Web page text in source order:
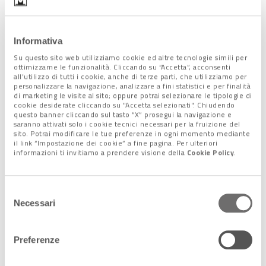
Informativa
Su questo sito web utilizziamo cookie ed altre tecnologie simili per
ottimizzarne le funzionalità. Cliccando su “Accetta”, acconsenti
all’utilizzo di tutti i cookie, anche di terze parti, che utilizziamo per
personalizzare la navigazione, analizzare a fini statistici e per finalità
di marketing le visite al sito; oppure potrai selezionare le tipologie di
cookie desiderate cliccando su "Accetta selezionati". Chiudendo
questo banner cliccando sul tasto “X” prosegui la navigazione e
saranno attivati solo i cookie tecnici necessari per la fruizione del
sito. Potrai modificare le tue preferenze in ogni momento mediante
il link “Impostazione dei cookie” a fine pagina. Per ulteriori
informazioni ti invitiamo a prendere visione della Cookie Policy.
delNecessari
Preferenze
siamo andati a Los Angeles, culla del rock’n’roll mondiale, e
abbiamo detto ai chitarristi: Vuoi fare la rockstar? Vieni con
anche l’abilità nel preparare uno spritz) è una ragazza, si